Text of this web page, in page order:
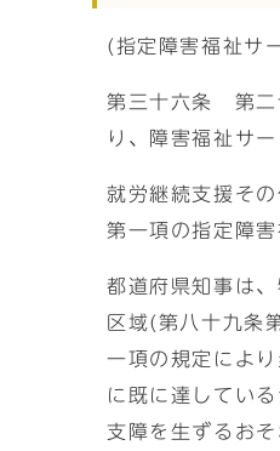
(指定障害福祉サ
第三十六条 第二
り、障害福祉サ
就労継続支援そ
第一項の指定障
都道府県知事は
区域(第八十九条
一項の規定によ
に既に達してい
支障を生ずるお